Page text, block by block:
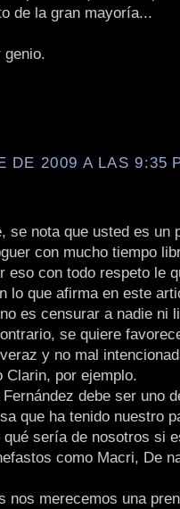
de la gran mayoría...
genio.
DE 2009 A LAS 9:35
se nota que usted es un
con mucho tiempo
eso con todo respeto le
lo que afirma en este
es censurar a nadie ni
se quiere
y no mal
Clarin, por ejemplo.
debe ser uno
que ha tenido nuestro
sería de nosotros si
como Macri, De
nos merecemos una